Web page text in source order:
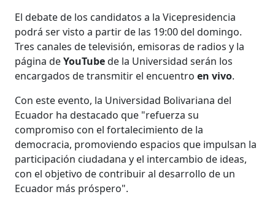
El debate de los candidatos a la Vicepresidencia
podrá ser visto a partir de las 19:00 del domingo.
Tres canales de televisión, emisoras de radios y la
página deYouTubede la Universidad serán los
encargados de transmitir el encuentroen vivo.
Con este evento, la Universidad Bolivariana del
Ecuador ha destacado que "refuerza su
compromiso con el fortalecimiento de la
democracia, promoviendo espacios que impulsan la
participación ciudadana y el intercambio de ideas,
con el objetivo de contribuir al desarrollo de un
Ecuador más próspero".